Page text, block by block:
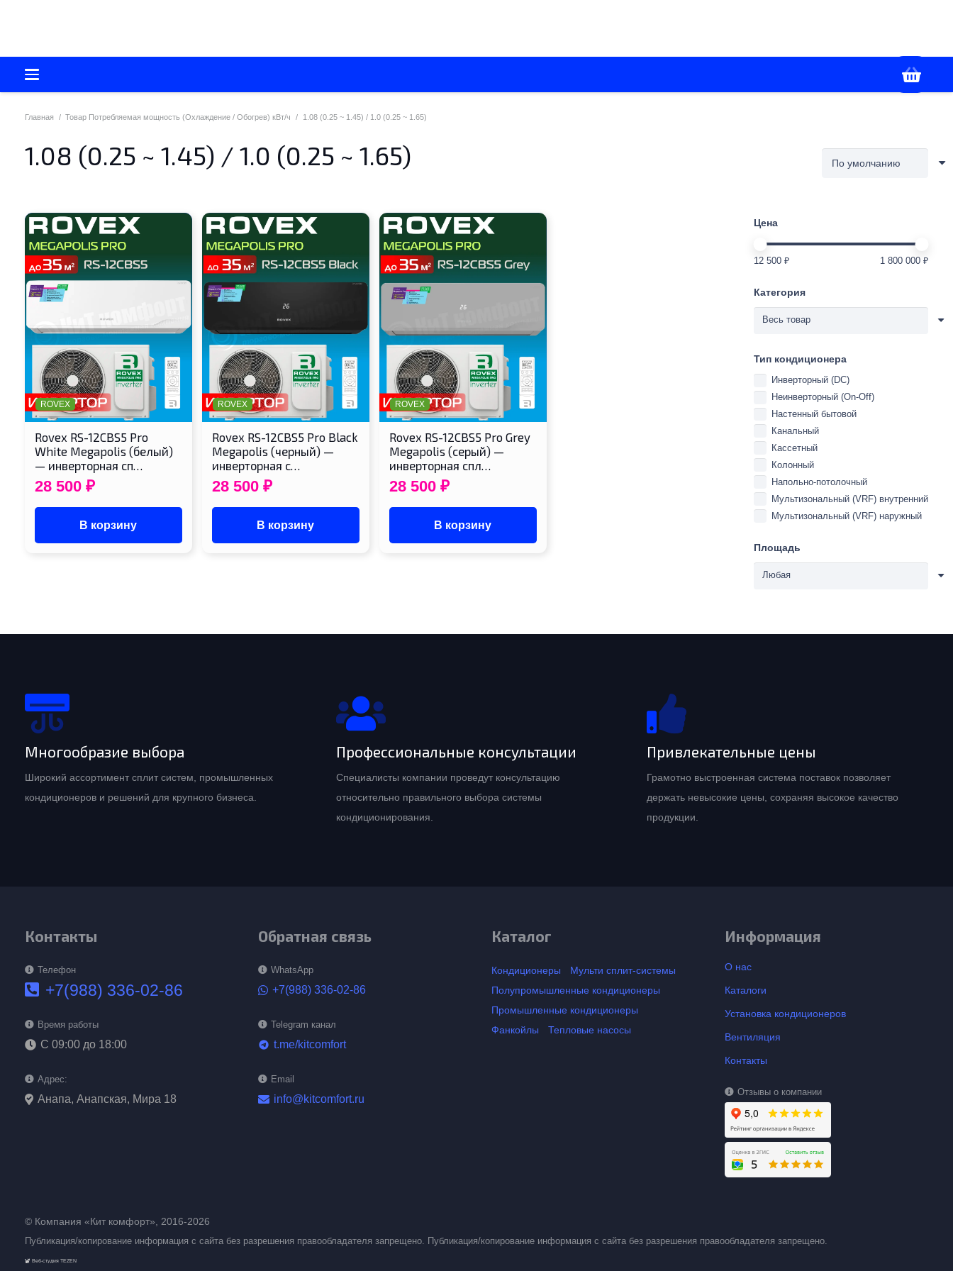
Главная / Товар Потребляемая мощность (Охлаждение / Обогрев) кВт/ч / 1.08 (0.25 ~ 1.45) / 1.0 (0.25 ~ 1.65)
1.08 (0.25 ~ 1.45) / 1.0 (0.25 ~ 1.65)
ROVEX
Rovex RS-12CBS5 Pro
White Megapolis (белый)
— инверторная сп…
28 500 ₽
В корзину
ROVEX
Rovex RS-12CBS5 Pro Black
Megapolis (черный) —
инверторная с…
28 500 ₽
В корзину
ROVEX
Rovex RS-12CBS5 Pro Grey
Megapolis (серый) —
инверторная спл…
28 500 ₽
В корзину
Цена
12 500 ₽ 1 800 000 ₽
Категория
Тип кондиционера
Инверторный (DC)
Неинверторный (On-Off)
Настенный бытовой
Канальный
Кассетный
Колонный
Напольно-потолочный
Мультизональный (VRF) внутренний
Мультизональный (VRF) наружный
Площадь
Многообразие выбора
Широкий ассортимент сплит систем, промышленных
кондиционеров и решений для крупного бизнеса.
Профессиональные консультации
Специалисты компании проведут консультацию
относительно правильного выбора системы
кондиционирования.
Привлекательные цены
Грамотно выстроенная система поставок позволяет
держать невысокие цены, сохраняя высокое качество
продукции.
Контакты
Телефон
+7(988) 336-02-86
Время работы
С 09:00 до 18:00
Адрес:
Анапа, Анапская, Мира 18
Обратная связь
WhatsApp
+7(988) 336-02-86
Telegram канал
telegram t.me/kitcomfort
Email
info@kitcomfort.ru
Каталог
Кондиционеры
Мульти сплит-системы
Полупромышленные кондиционеры
Промышленные кондиционеры
Фанкойлы
Тепловые насосы
Информация
О нас
Каталоги
Установка кондиционеров
Вентиляция
Контакты
Отзывы о компании
© Компания «Кит комфорт», 2016-2026
Публикация/копирование информация с сайта без разрешения правообладателя запрещено. Публикация/копирование информация с сайта без разрешения правообладателя запрещено.
Веб-студия TEZEN